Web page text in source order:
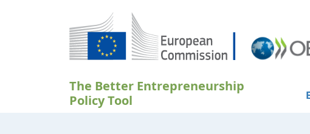
The Better Entrepreneurship
Policy Tool